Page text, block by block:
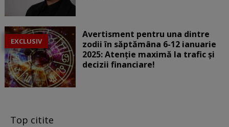
EXCLUSIV
Avertisment pentru una dintre
zodii în săptămâna 6-12 ianuarie
2025: Atenție maximă la trafic și
decizii financiare!
Top citite